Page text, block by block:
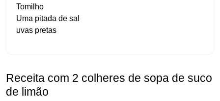
Tomilho
Uma pitada de sal
uvas pretas
Receita com 2 colheres de sopa de suco
de limão